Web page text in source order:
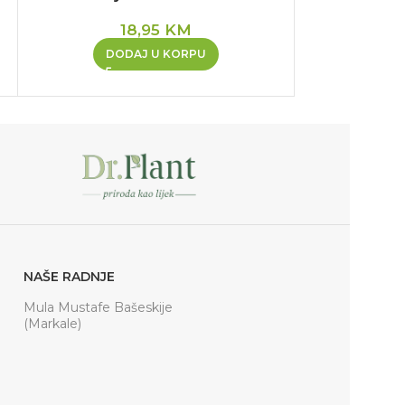
18,95 KM
DODAJ U KORPU
NAŠE RADNJE
Mula Mustafe Bašeskije
(Markale)